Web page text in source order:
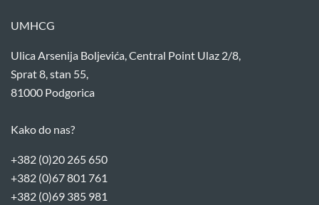
UMHCG
Ulica Arsenija Boljevića, Central Point Ulaz 2/8,
Sprat 8, stan 55,
81000 Podgorica
Kako do nas?
+382 (0)20 265 650
+382 (0)67 801 761
+382 (0)69 385 981